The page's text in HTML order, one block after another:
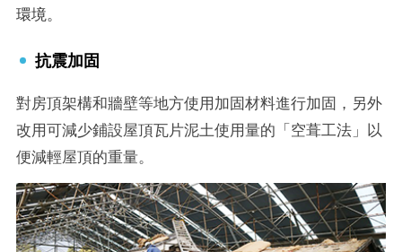
環境。
抗震加固
對房頂架構和牆壁等地方使用加固材料進行加固，另外
改用可減少鋪設屋頂瓦片泥土使用量的「空葺工法」以
便減輕屋頂的重量。